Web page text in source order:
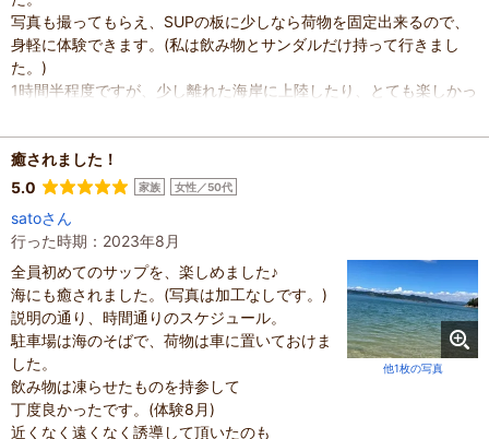
写真も撮ってもらえ、SUPの板に少しなら荷物を固定出来るので、
身軽に体験できます。(私は飲み物とサンダルだけ持って行きまし
た。)
1時間半程度ですが、少し離れた海岸に上陸したり、とても楽しかっ
混雑具合：空いていた
滞在時間：1～2時間
人数 ：未設定
癒されました！
5.0
家族 女性／50代
satoさん
行った時期：2023年8月
他1枚の写真
全員初めてのサップを、楽しめました♪
海にも癒されました。(写真は加工なしです。)
説明の通り、時間通りのスケジュール。
駐車場は海のそばで、荷物は車に置いておけま
した。
飲み物は凍らせたものを持参して
丁度良かったです。(体験8月)
近くなく遠くなく誘導して頂いたのも